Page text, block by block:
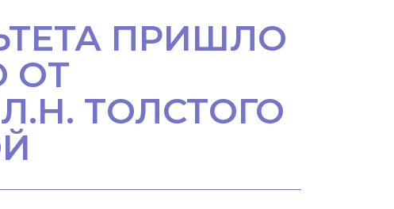
ПРИШЛО
ОТ
ТОЛСТОГО